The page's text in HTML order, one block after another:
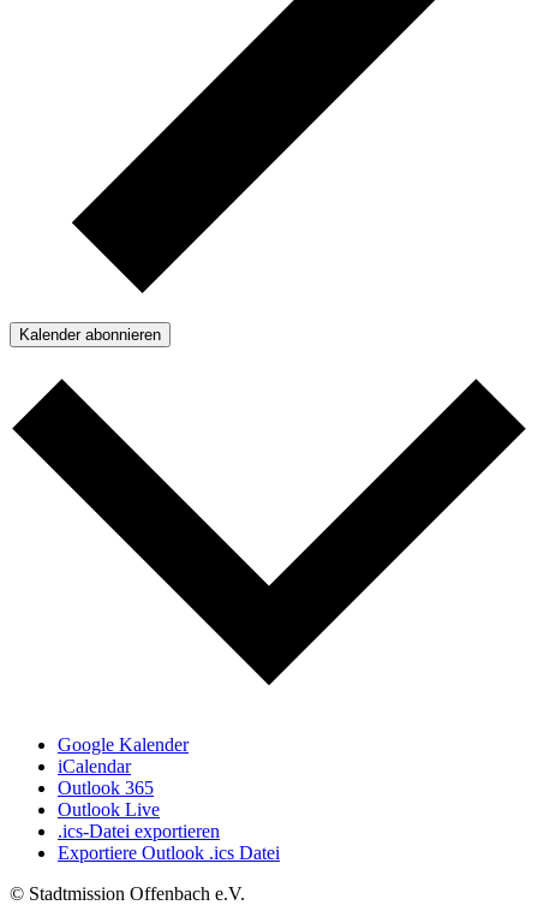
Kalender abonnieren
Google Kalender
iCalendar
Outlook 365
Outlook Live
.ics-Datei exportieren
Exportiere Outlook .ics Datei
© Stadtmission Offenbach e.V.